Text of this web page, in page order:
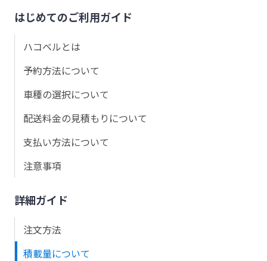
はじめてのご利用ガイド
ハコベルとは
予約方法について
車種の選択について
配送料金の見積もりについて
支払い方法について
注意事項
詳細ガイド
注文方法
積載量について